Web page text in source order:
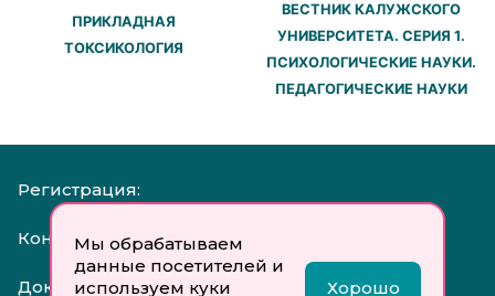
Мы обрабатываем
данные посетителей и
используем куки
Хорошо
ПРИКЛАДНАЯ
ТОКСИКОЛОГИЯ
ВЕСТНИК КАЛУЖСКОГО
УНИВЕРСИТЕТА. СЕРИЯ 1.
ПСИХОЛОГИЧЕСКИЕ НАУКИ.
ПЕДАГОГИЧЕСКИЕ НАУКИ
Регистрация:
Контакты:
Документы: